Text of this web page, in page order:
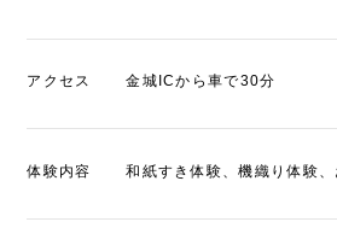
アクセス 金城ICから車で30分
体験内容 和紙すき体験、機織り体験